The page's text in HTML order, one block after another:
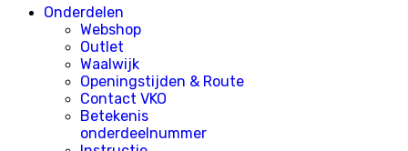
Onderdelen
Webshop
Outlet
Waalwijk
Openingstijden & Route
Contact VKO
Betekenis
onderdeelnummer